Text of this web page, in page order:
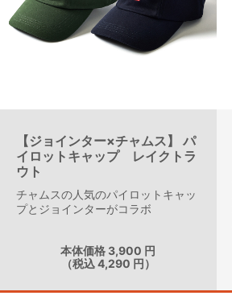
【ジョインター×チャムス】 パ
イロットキャップ レイクトラ
ウト
チャムスの人気のパイロットキャッ
プとジョインターがコラボ
本体価格 3,900 円
（税込 4,290 円）